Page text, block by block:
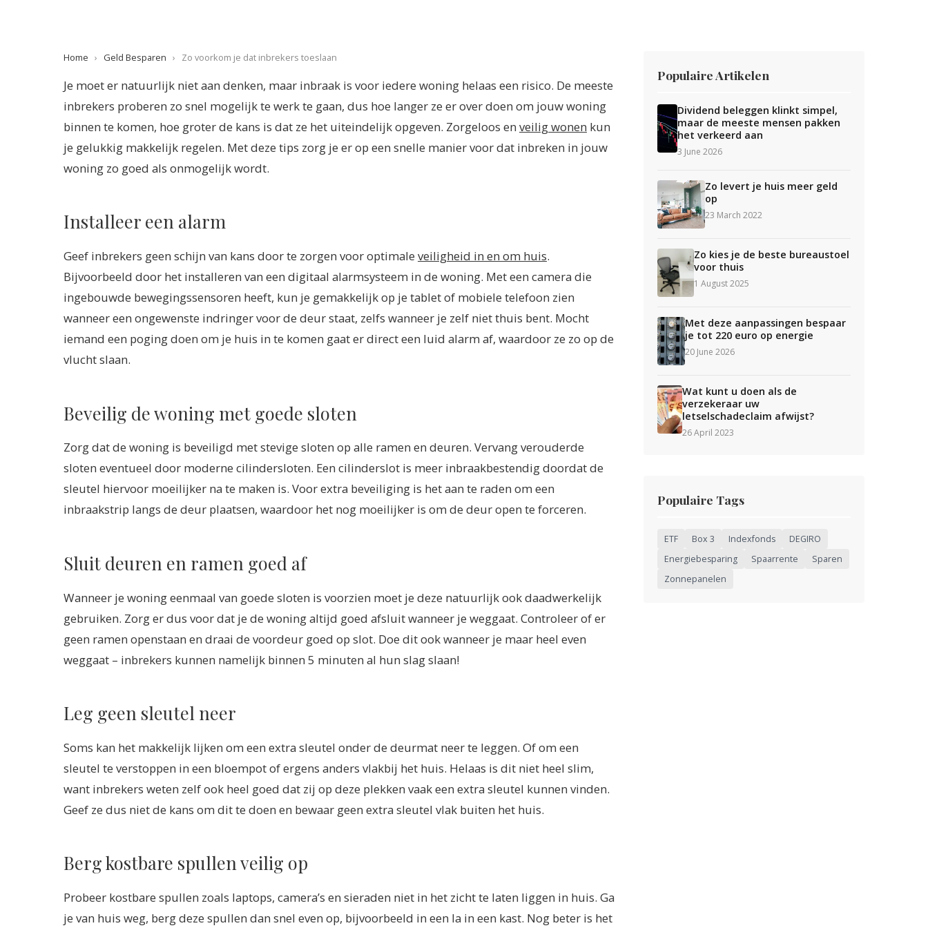
Home › Geld Besparen › Zo voorkom je dat inbrekers toeslaan
Je moet er natuurlijk niet aan denken, maar inbraak is voor iedere woning helaas een risico. De meeste
inbrekers proberen zo snel mogelijk te werk te gaan, dus hoe langer ze er over doen om jouw woning
binnen te komen, hoe groter de kans is dat ze het uiteindelijk opgeven. Zorgeloos en veilig wonen kun
je gelukkig makkelijk regelen. Met deze tips zorg je er op een snelle manier voor dat inbreken in jouw
woning zo goed als onmogelijk wordt.
Installeer een alarm
Geef inbrekers geen schijn van kans door te zorgen voor optimale veiligheid in en om huis.
Bijvoorbeeld door het installeren van een digitaal alarmsysteem in de woning. Met een camera die
ingebouwde bewegingssensoren heeft, kun je gemakkelijk op je tablet of mobiele telefoon zien
wanneer een ongewenste indringer voor de deur staat, zelfs wanneer je zelf niet thuis bent. Mocht
iemand een poging doen om je huis in te komen gaat er direct een luid alarm af, waardoor ze zo op de
vlucht slaan.
Beveilig de woning met goede sloten
Zorg dat de woning is beveiligd met stevige sloten op alle ramen en deuren. Vervang verouderde
sloten eventueel door moderne cilindersloten. Een cilinderslot is meer inbraakbestendig doordat de
sleutel hiervoor moeilijker na te maken is. Voor extra beveiliging is het aan te raden om een
inbraakstrip langs de deur plaatsen, waardoor het nog moeilijker is om de deur open te forceren.
Sluit deuren en ramen goed af
Wanneer je woning eenmaal van goede sloten is voorzien moet je deze natuurlijk ook daadwerkelijk
gebruiken. Zorg er dus voor dat je de woning altijd goed afsluit wanneer je weggaat. Controleer of er
geen ramen openstaan en draai de voordeur goed op slot. Doe dit ook wanneer je maar heel even
weggaat – inbrekers kunnen namelijk binnen 5 minuten al hun slag slaan!
Leg geen sleutel neer
Soms kan het makkelijk lijken om een extra sleutel onder de deurmat neer te leggen. Of om een
sleutel te verstoppen in een bloempot of ergens anders vlakbij het huis. Helaas is dit niet heel slim,
want inbrekers weten zelf ook heel goed dat zij op deze plekken vaak een extra sleutel kunnen vinden.
Geef ze dus niet de kans om dit te doen en bewaar geen extra sleutel vlak buiten het huis.
Berg kostbare spullen veilig op
Probeer kostbare spullen zoals laptops, camera’s en sieraden niet in het zicht te laten liggen in huis. Ga
je van huis weg, berg deze spullen dan snel even op, bijvoorbeeld in een la in een kast. Nog beter is het
Populaire Artikelen
Dividend beleggen klinkt simpel,
maar de meeste mensen pakken
het verkeerd aan
3 June 2026
Zo levert je huis meer geld
op
23 March 2022
Zo kies je de beste bureaustoel
voor thuis
1 August 2025
Met deze aanpassingen bespaar
je tot 220 euro op energie
20 June 2026
Wat kunt u doen als de
verzekeraar uw
letselschadeclaim afwijst?
26 April 2023
Populaire Tags
ETF Box 3 Indexfonds
DEGIRO
Energiebesparing
Spaarrente
Sparen
Zonnepanelen